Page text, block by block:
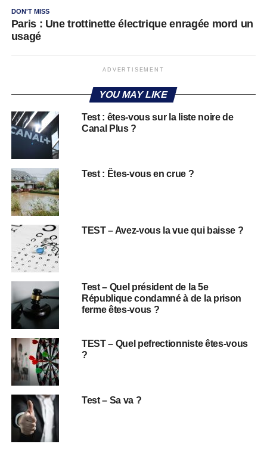
DON'T MISS
Paris : Une trottinette électrique enragée mord un
usagé
ADVERTISEMENT
YOU MAY LIKE
Test : êtes-vous sur la liste noire de
Canal Plus ?
Test : Êtes-vous en crue ?
TEST – Avez-vous la vue qui baisse ?
Test – Quel président de la 5e
République condamné à de la prison
ferme êtes-vous ?
TEST – Quel pefrectionniste êtes-vous
?
Test – Sa va ?